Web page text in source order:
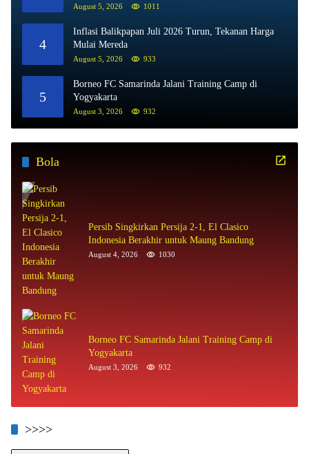
August 5, 2026 1011
4
Inflasi Balikpapan Juli 2026 Turun, Tekanan Harga
Mulai Mereda
August 5, 2026 933
5
Borneo FC Samarinda Jalani Training Camp di
Yogyakarta
August 3, 2026 932
Bola
Persib Singkirkan Persija 2-1, El Clasico
Indonesia Berakhir untuk Maung Bandung
August 4, 2026 1030
Borneo FC Samarinda Jalani Training Camp di
Yogyakarta
August 3, 2026 932
>>>>